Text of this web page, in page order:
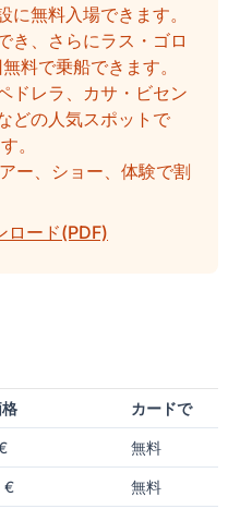
に無料入場できます。
き、さらにラス・ゴロ
料で乗船できます。
ドレラ、カサ・ビセン
どの人気スポットで
。
ー、ショー、体験で割
ロード(PDF)
カードで
無料
€ 無料